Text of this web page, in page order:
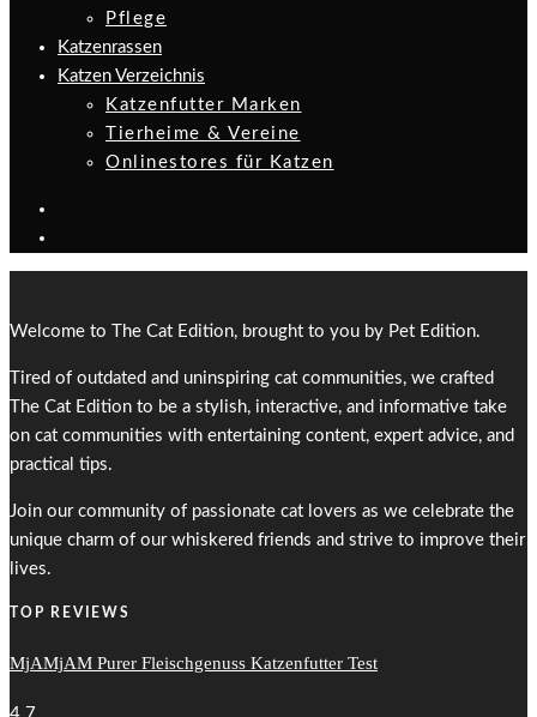
Pflege
Katzenrassen
Katzen Verzeichnis
Katzenfutter Marken
Tierheime & Vereine
Onlinestores für Katzen
Welcome to The Cat Edition, brought to you by Pet Edition.
Tired of outdated and uninspiring cat communities, we crafted
The Cat Edition to be a stylish, interactive, and informative take
on cat communities with entertaining content, expert advice, and
practical tips.
Join our community of passionate cat lovers as we celebrate the
unique charm of our whiskered friends and strive to improve their
lives.
TOP REVIEWS
MjAMjAM Purer Fleischgenuss Katzenfutter Test